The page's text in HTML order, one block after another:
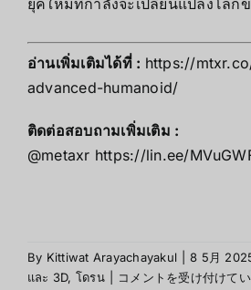
ยุคใหม่ที่กำลังจะเปลี่ยนแปลงโลกข
อ่านเพิ่มเติมได้ที่ : https://
advanced-humanoid/
ติดต่อสอบถามเพิ่มเติม :
@metaxr https://lin.ee/
By Kittiwat Arayachayakul 8 5月
และ 3D, โดรน
รู้จัก
コメントを受け付けて